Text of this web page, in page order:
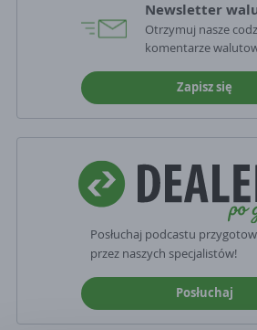
Newsletter
Otrzymuj nasze
komentarze
Zapisz się
Posłuchaj podcastu
przez naszych specjalistów!
Posłuchaj